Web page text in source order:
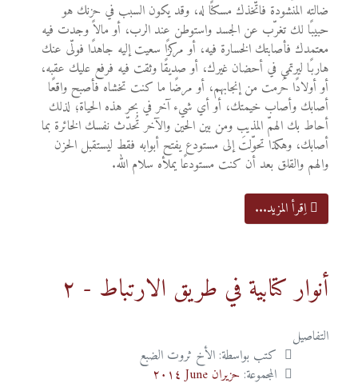
ضالته المنشودة فاتّخذك مسكنًا له، وقد يكون السبب في حزنك هو
حبيبًا لك تغرّب عن الجسد واستوطن عند الرب، أو مالاً وجدت فيه
معتمدك فأصابتك الخسارة فيه، أو مركزًا سعيت إليه جاهدًا فولّى عنك
هاربًا ليرتمي في أحضان غيرك، أو صديقًا وثقت فيه فرفع عليك عقبه،
أو أولادًا حُرمت من إنجابهم، أو مرضًا ما كنت تخشاه فأصبح واقعًا
أصابك وأصاب خيمتك، أو أي شيء آخر في بحر هذه الحياة؛ لذلك
أحاط بك الهمّ المذيب ومن بين الحين والآخر تُحدّث نفسك الخائرة بما
أصابك، وهكذا تحوّلتَ إلى مستودع يفتح أبوابه فقط ليستقبل الحزن
والهم والقلق بعد أن كنت مستودعًا يملأه سلام الله.
اِقرأ المزيد...
أنوار كتابية في طريق الارتباط - ٢
التفاصيل
كتب بواسطة: الأخ ثروت الضبع
المجموعة: حزيران June ٢٠١٤